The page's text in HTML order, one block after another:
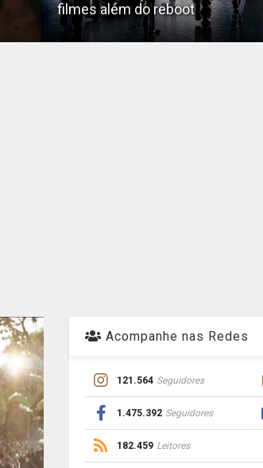
filmes além do reboot
Acompanhe nas Redes
121.564 Seguidores
1.475.392 Seguidores
182.459 Leitores